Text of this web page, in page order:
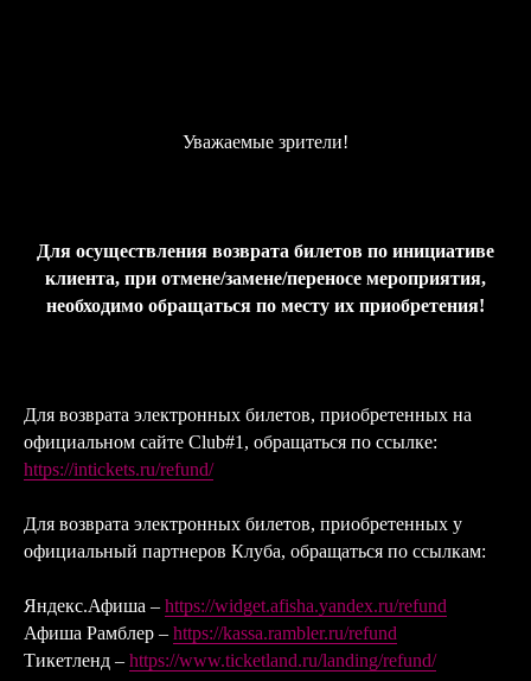
Уважаемые зрители!
Для осуществления возврата билетов по инициативе
клиента, при отмене/замене/переносе мероприятия,
необходимо обращаться по месту их приобретения!
Для возврата электронных билетов, приобретенных на
официальном сайте Club#1, обращаться по ссылке:
https://intickets.ru/refund/
Для возврата электронных билетов, приобретенных у
официальный партнеров Клуба, обращаться по ссылкам:
Яндекс.Афиша – https://widget.afisha.yandex.ru/refund
Афиша Рамблер – https://kassa.rambler.ru/refund
Тикетленд – https://www.ticketland.ru/landing/refund/